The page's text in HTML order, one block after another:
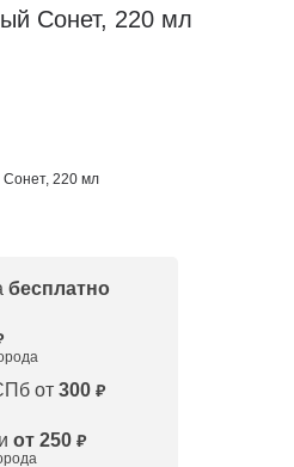
Сонет, 220 мл
Сонет, 220 мл
бесплатно
от 300 ₽
от 250 ₽